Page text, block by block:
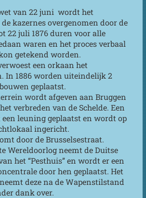
van 22 juni wordt het
kazernes overgenomen door de
22 juli 1876 duren voor alle
waren en het proces verbaal
getekend worden.
een orkaan het
In 1886 worden uiteindelijk 2
geplaatst.
wordt afgeven aan Bruggen
verbreden van de Schelde. Een
leuning geplaatst en wordt op
ingericht.
door de Brusselsestraat.
Wereldoorlog neemt de Duitse
het “Pesthuis” en wordt er een
door hen geplaatst. Het
deze na de Wapenstilstand
dank over.